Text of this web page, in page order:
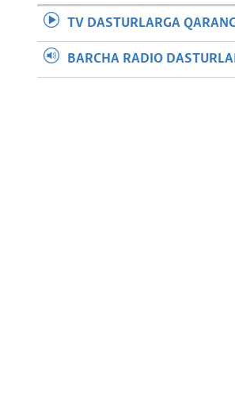
TV DASTURLARGA
BARCHA RADIO